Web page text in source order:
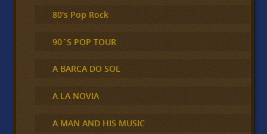
80's Pop Rock
90´S POP TOUR
A BARCA DO SOL
A LA NOVIA
A MAN AND HIS MUSIC